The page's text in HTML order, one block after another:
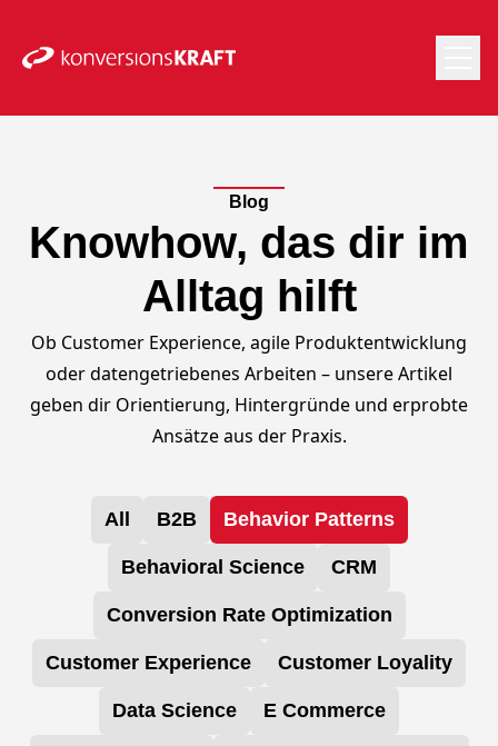
Blog
Knowhow, das dir im
Alltag hilft
Ob Customer Experience, agile Produktentwicklung
oder datengetriebenes Arbeiten – unsere Artikel
geben dir Orientierung, Hintergründe und erprobte
Ansätze aus der Praxis.
All B2B Behavior Patterns
Behavioral Science CRM
Conversion Rate Optimization
Customer Experience Customer Loyality
Data Science E Commerce